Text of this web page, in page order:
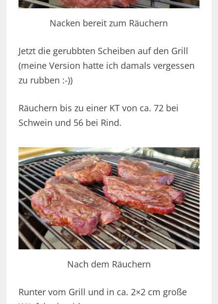
Nacken bereit zum Räuchern
Jetzt die gerubbten Scheiben auf den Grill
(meine Version hatte ich damals vergessen
zu rubben :-))
Räuchern bis zu einer KT von ca. 72 bei
Schwein und 56 bei Rind.
Nach dem Räuchern
Runter vom Grill und in ca. 2×2 cm große